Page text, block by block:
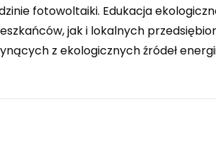
fotowoltaiki. Edukacja
jak i lokalnych
z ekologicznych źródeł